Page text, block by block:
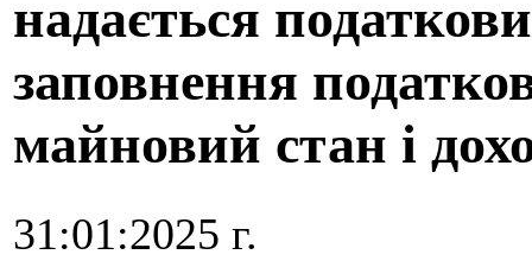
надається
заповнення
майновий стан і
31:01:2025 г.